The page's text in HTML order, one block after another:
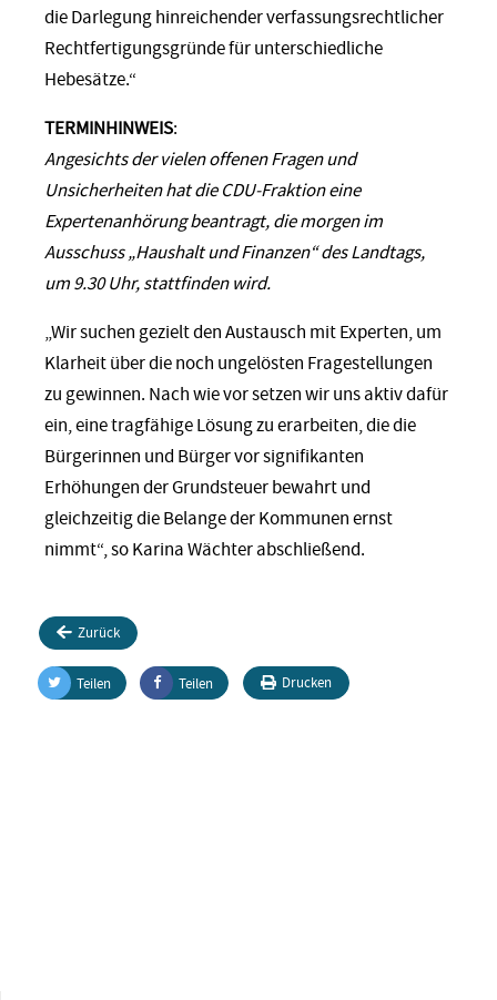
die Darlegung hinreichender verfassungsrechtlicher
Rechtfertigungsgründe für unterschiedliche
Hebesätze.“
TERMINHINWEIS:
Angesichts der vielen offenen Fragen und
Unsicherheiten hat die CDU-Fraktion eine
Expertenanhörung beantragt, die morgen im
Ausschuss „Haushalt und Finanzen“ des Landtags,
um 9.30 Uhr, stattfinden wird.
„Wir suchen gezielt den Austausch mit Experten, um
Klarheit über die noch ungelösten Fragestellungen
zu gewinnen. Nach wie vor setzen wir uns aktiv dafür
ein, eine tragfähige Lösung zu erarbeiten, die die
Bürgerinnen und Bürger vor signifikanten
Erhöhungen der Grundsteuer bewahrt und
gleichzeitig die Belange der Kommunen ernst
nimmt“, so Karina Wächter abschließend.
Zurück
Teilen Teilen Drucken